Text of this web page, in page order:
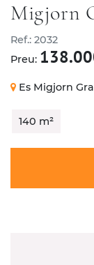
CONTACTE
Migjorn
Ref.: 2032
Preu:
Es Migjorn
140 m²